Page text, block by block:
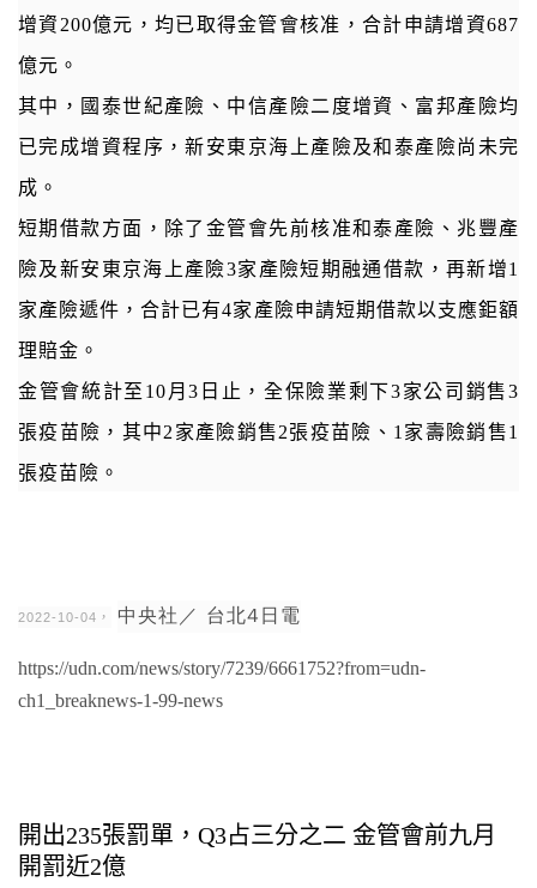
增資200億元，均已取得金管會核准，合計申請增資687
億元。
其中，國泰世紀產險、中信產險二度增資、富邦產險均
已完成增資程序，新安東京海上產險及和泰產險尚未完
成。
短期借款方面，除了金管會先前核准和泰產險、兆豐產
險及新安東京海上產險3家產險短期融通借款，再新增1
家產險遞件，合計已有4家產險申請短期借款以支應鉅額
理賠金。
金管會統計至10月3日止，全保險業剩下3家公司銷售3
張疫苗險，其中2家產險銷售2張疫苗險、1家壽險銷售1
張疫苗險。
2022-10-04， 中央社／ 台北4日電
https://udn.com/news/story/7239/6661752?from=udn-
ch1_breaknews-1-99-news
開出235張罰單，Q3占三分之二 金管會前九月
開罰近2億